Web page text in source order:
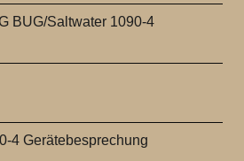
BUG/Saltwater 1090-4
4 Gerätebesprechung